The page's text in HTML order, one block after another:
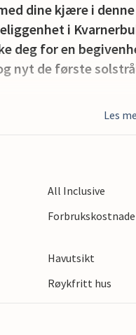
dine kjære i
i
deg for en
nyt de første
deilige grillretter på
landsbyen
fjellandskapet på
ferieleiligheten
Les
All Inclusive
Havutsikt
Røykfritt hus